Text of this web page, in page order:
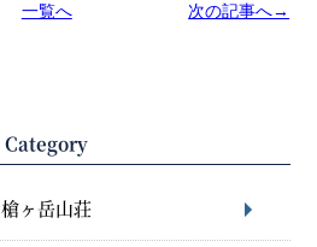
一覧へ 次の記事へ→
Category
槍ヶ岳山荘